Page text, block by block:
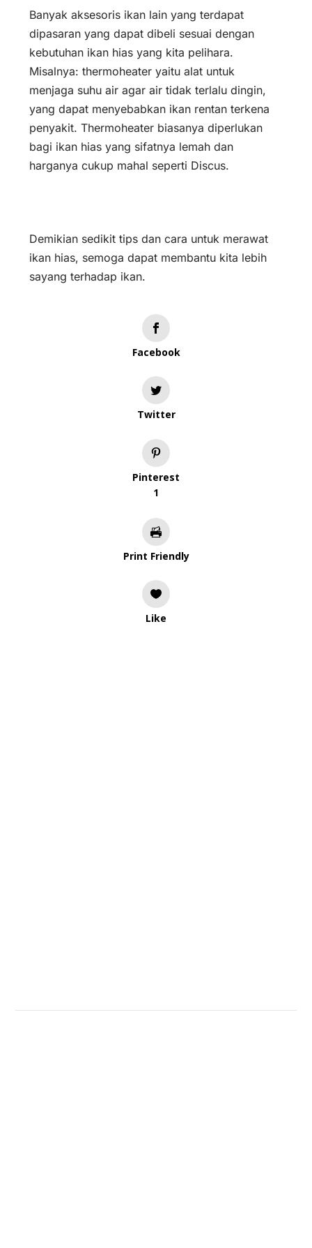
Banyak aksesoris ikan lain yang terdapat
dipasaran yang dapat dibeli sesuai dengan
kebutuhan ikan hias yang kita pelihara.
Misalnya: thermoheater yaitu alat untuk
menjaga suhu air agar air tidak terlalu dingin,
yang dapat menyebabkan ikan rentan terkena
penyakit. Thermoheater biasanya diperlukan
bagi ikan hias yang sifatnya lemah dan
harganya cukup mahal seperti Discus.
Demikian sedikit tips dan cara untuk merawat
ikan hias, semoga dapat membantu kita lebih
sayang terhadap ikan.
Facebook
Twitter
Pinterest
1
Print Friendly
Like